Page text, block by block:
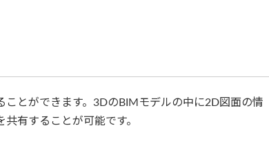
とができます。3DのBIMモデルの中に2D図面の情
有することが可能です。